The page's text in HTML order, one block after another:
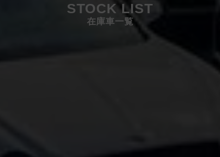
STOCK LIST
在庫車一覧